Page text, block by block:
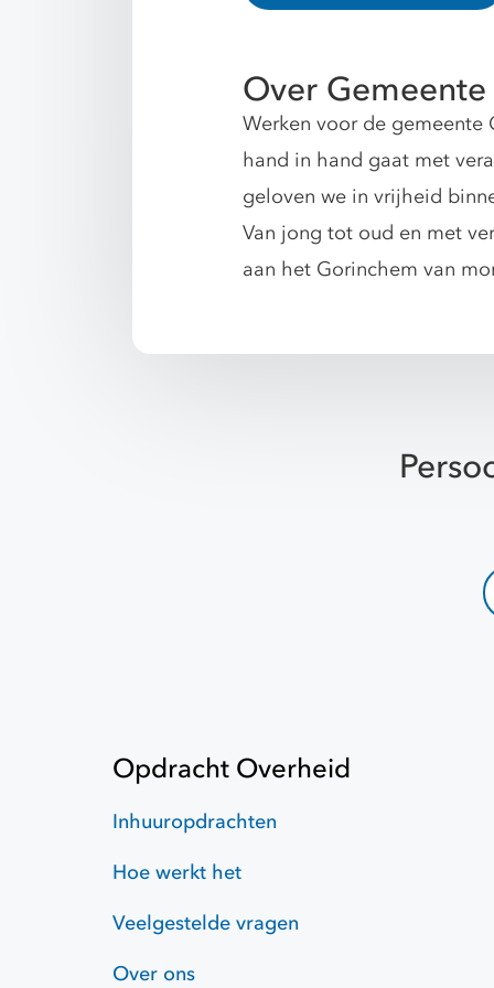
Over
Werken voor de
hand in hand gaat met
geloven we in vrijheid
Van jong tot oud en met
aan het Gorinchem van
Opdracht Overheid
Inhuuropdrachten
Hoe werkt het
Veelgestelde vragen
Over ons